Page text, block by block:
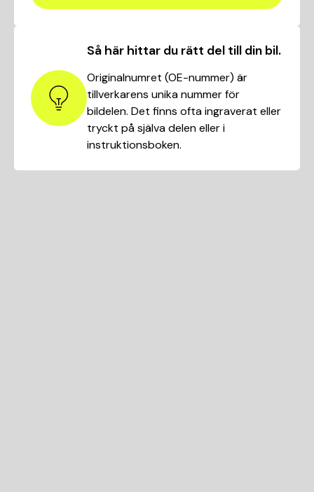
Så här hittar du rätt del till din bil.
Originalnumret (OE-nummer) är
tillverkarens unika nummer för
bildelen. Det finns ofta ingraverat eller
tryckt på själva delen eller i
instruktionsboken.